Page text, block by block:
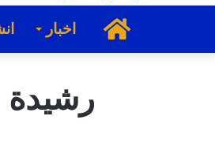
الرئيسية
اخبار
رشيدة